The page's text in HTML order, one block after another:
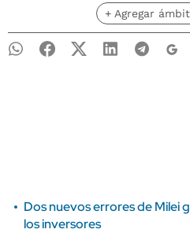
+ Agregar
Dos nuevos errores de Milei
los inversores